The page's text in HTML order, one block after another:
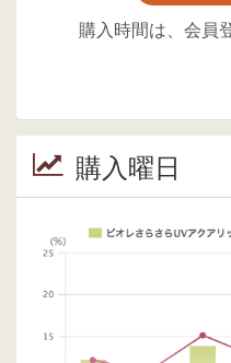
購入時間は、会員
購入曜日